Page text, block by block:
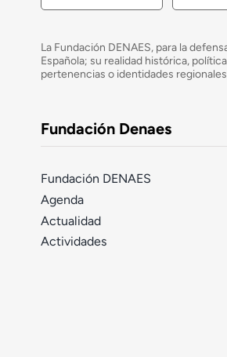
La Fundación DENAES, para la
Española; su realidad histórica,
pertenencias o identidades
Fundación Denaes
Fundación DENAES
Agenda
Actualidad
Actividades